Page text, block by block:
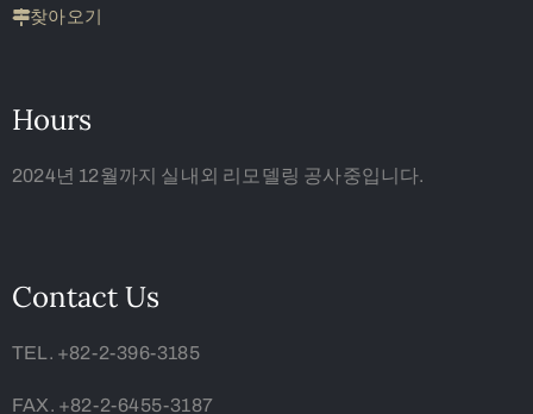
찾아오기
Hours
2024년 12월까지 실내외 리모델링 공사중입니다.
Contact Us
TEL. +82-2-396-3185
FAX. +82-2-6455-3187